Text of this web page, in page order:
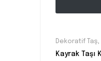
Dekoratif Taş,
Kayrak Taşı